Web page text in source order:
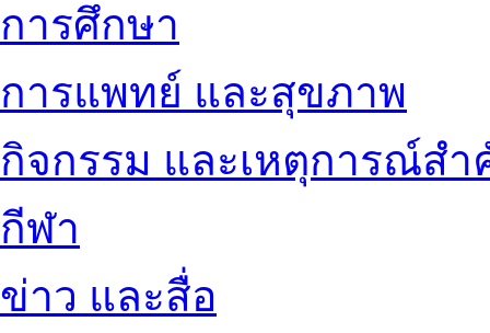
การศึกษา
การแพทย์ และสุขภาพ
กิจกรรม และเหตุการณ์ส
กีฬา
ข่าว และสื่อ